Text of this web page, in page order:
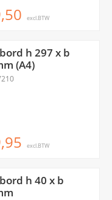
excl.BTW
h 297 x b
(A4)
excl.BTW
h 40 x b